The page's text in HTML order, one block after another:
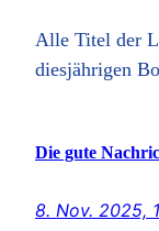
Alle Titel der
diesjährigen
Die gute
8. Nov. 2025,